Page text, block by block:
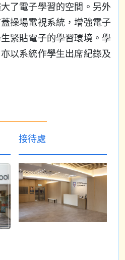
了電子學習的空間。另外
操場電視系統，增強電子
緊貼電子的學習環境。學
以系統作學生出席紀錄及
接待處